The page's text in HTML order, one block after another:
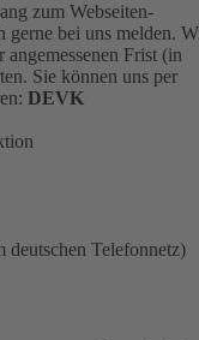
zum Webseiten-
gerne bei uns melden.
Frist (in
Sie können uns per
DEVK
deutschen Telefonnetz)